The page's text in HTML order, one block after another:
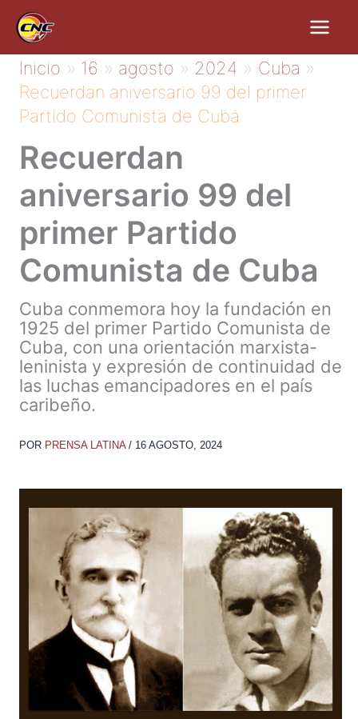
contenido
Inicio 16 agosto 2024
Cuba
Recuerdan aniversario 99 del primer
Partido Comunista de Cuba
Recuerdan
aniversario 99 del
primer Partido
Comunista de Cuba
Cuba conmemora hoy la fundación en
1925 del primer Partido Comunista de
Cuba, con una orientación marxista-
leninista y expresión de continuidad de
las luchas emancipadores en el país
caribeño.
POR PRENSA LATINA / 16 AGOSTO, 2024